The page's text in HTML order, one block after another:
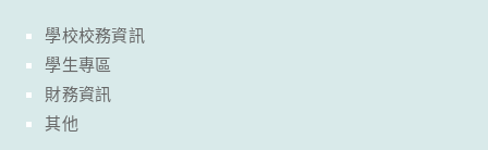
學校校務資訊
學生專區
財務資訊
其他